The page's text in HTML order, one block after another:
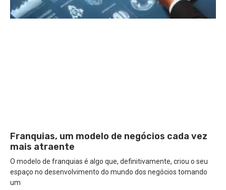
Franquias, um modelo de negócios cada vez
mais atraente
O modelo de franquias é algo que, definitivamente, criou o seu
espaço no desenvolvimento do mundo dos negócios tomando
um